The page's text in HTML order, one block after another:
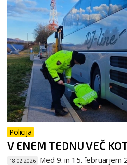
Policija
V ENEM TEDNU VEČ
18.02.2026 Med 9. in 15. februarjem